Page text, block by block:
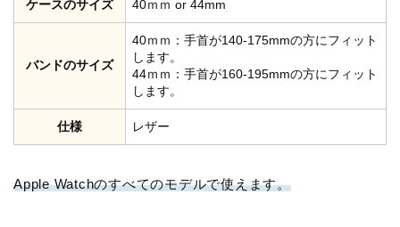
ケースのサイズ 40ｍｍ or 44mm
バンドのサイズ
40ｍｍ： 手首が140-175mmの方にフィット
します。
44ｍｍ：手首が160-195mmの方にフィット
します。
仕様 レザー
Apple Watchのすべてのモデルで使えます。